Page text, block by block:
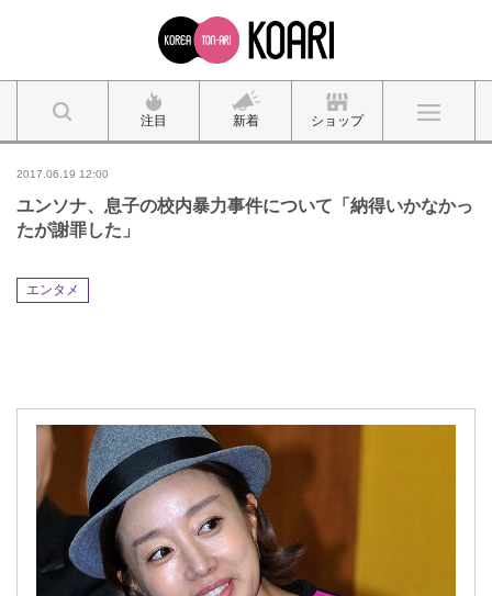
注目 新着 ショップ
2017.06.19 12:00
ユンソナ、息子の校内暴力事件について「納得いかなかっ
たが謝罪した」
エンタメ